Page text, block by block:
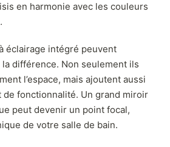
en harmonie avec les couleurs
éclairage intégré peuvent
différence. Non seulement ils
l’espace, mais ajoutent aussi
de fonctionnalité. Un grand miroir
peut devenir un point focal,
de votre salle de bain.